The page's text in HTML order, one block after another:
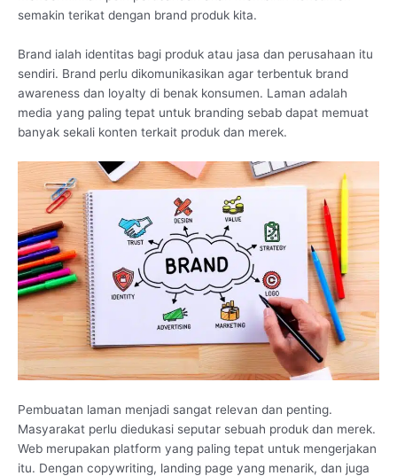
semakin terikat dengan brand produk kita.
Brand ialah identitas bagi produk atau jasa dan perusahaan itu
sendiri. Brand perlu dikomunikasikan agar terbentuk brand
awareness dan loyalty di benak konsumen. Laman adalah
media yang paling tepat untuk branding sebab dapat memuat
banyak sekali konten terkait produk dan merek.
Pembuatan laman menjadi sangat relevan dan penting.
Masyarakat perlu diedukasi seputar sebuah produk dan merek.
Web merupakan platform yang paling tepat untuk mengerjakan
itu. Dengan copywriting, landing page yang menarik, dan juga